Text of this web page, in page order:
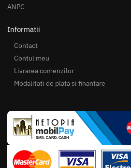
ANPC
Informatii
Contact
Contul meu
Livrarea comenzilor
Modalitati de plata si finantare